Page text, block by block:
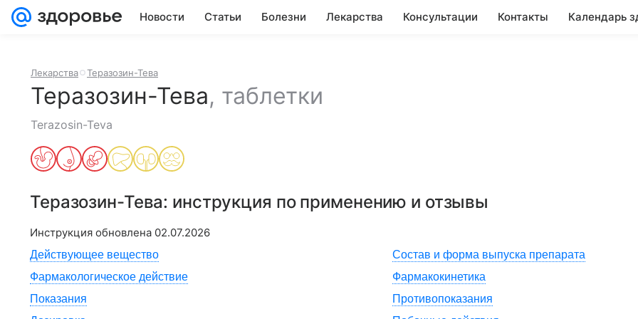
Новости Статьи Болезни Лекарства Консультации Контакты Календарь
Лекарства Теразозин-Тева
Теразозин-Тева, таблетки
Terazosin-Teva
Теразозин-Тева: инструкция по применению и отзывы
Инструкция обновлена 02.07.2026
Действующее вещество
Состав и форма выпуска препарата
Фармакологическое действие
Фармакокинетика
Показания
Противопоказания